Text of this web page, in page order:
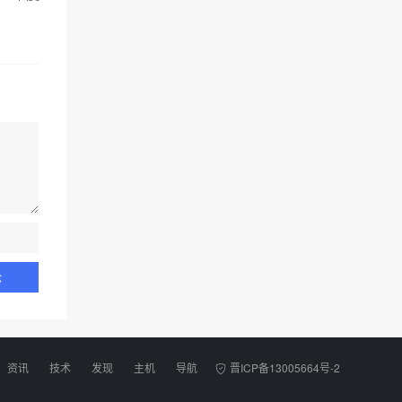
资讯 技术 发现 主机 导航 晋ICP备13005664号-2